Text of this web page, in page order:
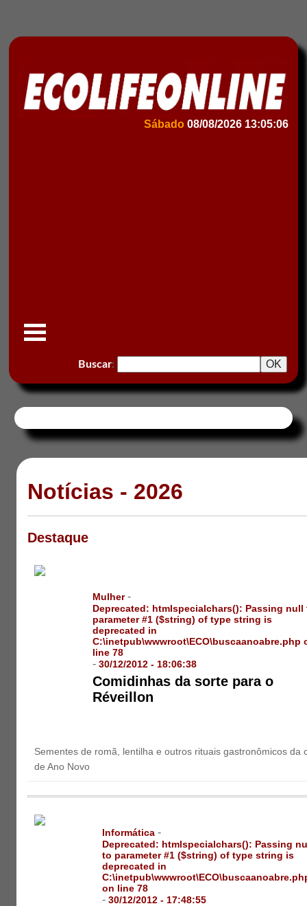
Sábado 08/08/2026 13:05:06
Buscar:
Notícias - 2026
Destaque
Mulher-
Deprecated: htmlspecialchars(): Passing null
parameter #1 ($string) of type string is
deprecated in
C:\inetpub\wwwroot\ECO\buscaanoabre.php
line78
-30/12/2012 - 18:06:38
Comidinhas da sorte para o
Réveillon
Sementes de romã, lentilha e outros rituais gastronômicos da
de Ano Novo
Informática -
Deprecated: htmlspecialchars(): Passing
to parameter #1 ($string) of type string is
deprecated in
on line78
-30/12/2012 - 17:48:55